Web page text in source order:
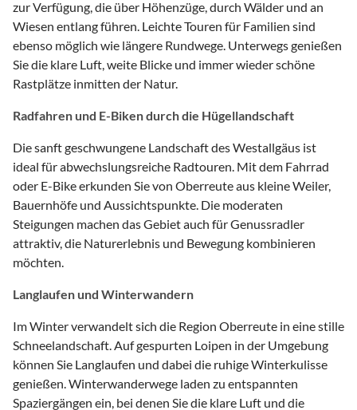
zur Verfügung, die über Höhenzüge, durch Wälder und an
Wiesen entlang führen. Leichte Touren für Familien sind
ebenso möglich wie längere Rundwege. Unterwegs genießen
Sie die klare Luft, weite Blicke und immer wieder schöne
Rastplätze inmitten der Natur.
Radfahren und E-Biken durch die Hügellandschaft
Die sanft geschwungene Landschaft des Westallgäus ist
ideal für abwechslungsreiche Radtouren. Mit dem Fahrrad
oder E-Bike erkunden Sie von Oberreute aus kleine Weiler,
Bauernhöfe und Aussichtspunkte. Die moderaten
Steigungen machen das Gebiet auch für Genussradler
attraktiv, die Naturerlebnis und Bewegung kombinieren
möchten.
Langlaufen und Winterwandern
Im Winter verwandelt sich die Region Oberreute in eine stille
Schneelandschaft. Auf gespurten Loipen in der Umgebung
können Sie Langlaufen und dabei die ruhige Winterkulisse
genießen. Winterwanderwege laden zu entspannten
Spaziergängen ein, bei denen Sie die klare Luft und die